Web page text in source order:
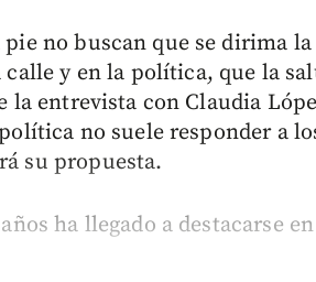
pie no buscan que se dirima
y en la política, que la
la entrevista con Claudia
no suele responder a
su propuesta.
ha llegado a destacarse